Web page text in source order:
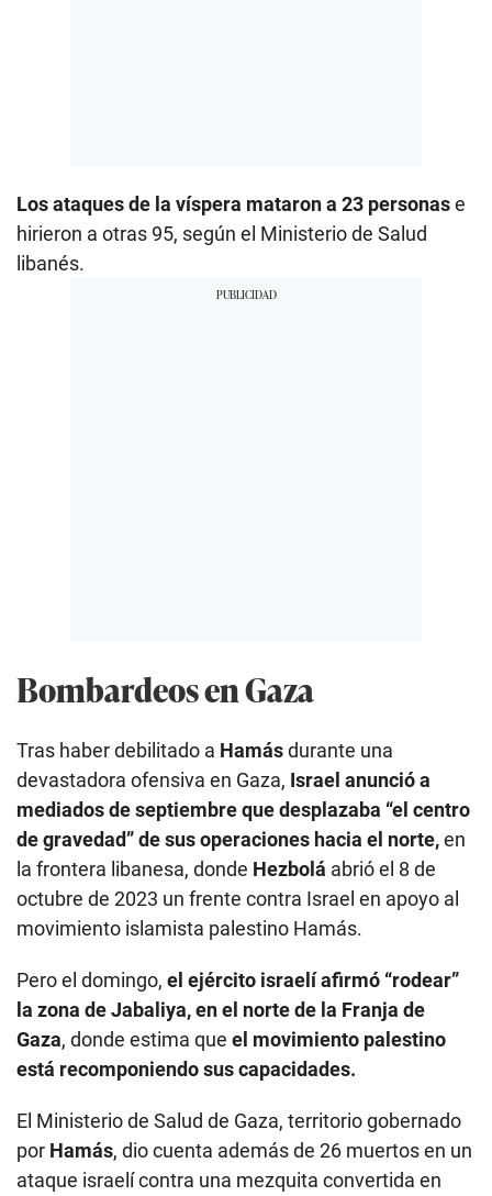
Los ataques de la víspera mataron a 23 personase
hirieron a otras 95, según el Ministerio de Salud
libanés.
Bombardeos en Gaza
Tras haber debilitado a Hamásdurante una
devastadora ofensiva en Gaza, Israel anunció a
mediados de septiembre que desplazaba “el centro
de gravedad” de sus operaciones hacia el norte,en
la frontera libanesa, donde Hezbolá abrió el 8 de
octubre de 2023 un frente contra Israel en apoyo al
movimiento islamista palestino Hamás.
Pero el domingo, el ejército israelí afirmó “rodear”
la zona de Jabaliya, en el norte de la Franja de
Gaza, donde estima que el movimiento palestino
está recomponiendo sus capacidades.
El Ministerio de Salud de Gaza, territorio gobernado
por Hamás, dio cuenta además de 26 muertos en un
ataque israelí contra una mezquita convertida en